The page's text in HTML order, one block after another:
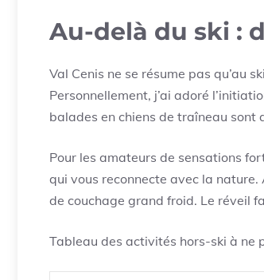
Au-delà du ski :
Val Cenis ne se résume pas qu’au
Personnellement, j’ai adoré
balades en chiens de traîneau sont
Pour les amateurs de sensations
qui vous reconnecte avec la
de couchage grand froid. Le réveil
Tableau des activités hors-ski à ne